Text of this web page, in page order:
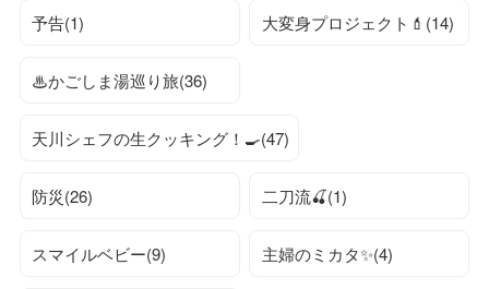
予告(1) 大変身プロジェクト💄(14)
♨かごしま湯巡り旅(36)
天川シェフの生クッキング！🍳(47)
防災(26) 二刀流🍒(1)
スマイルベビー(9) 主婦のミカタ✨(4)